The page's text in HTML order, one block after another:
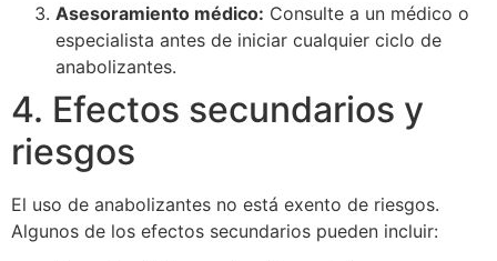
Asesoramiento médico: Consulte a un médico o
especialista antes de iniciar cualquier ciclo de
anabolizantes.
4. Efectos secundarios y
riesgos
El uso de anabolizantes no está exento de riesgos.
Algunos de los efectos secundarios pueden incluir: